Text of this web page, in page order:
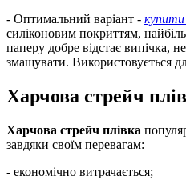
- Оптимальний варіант - купити
силіконовим покриттям,
паперу добре відстає випічка,
змащувати. Використовується
Харчова стрейч
Харчова стрейч плівка
завдяки своїм перевагам:
- економічно витрачається;